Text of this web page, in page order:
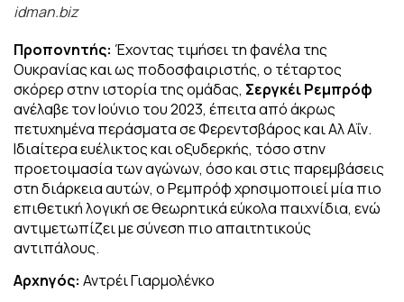
idman.biz
Προπονητής: Έχοντας τιμήσει τη φανέλα της
Ουκρανίας και ως ποδοσφαιριστής, ο τέταρτος
σκόρερ στην ιστορία της ομάδας, Σεργκέι Ρεμπρόφ
ανέλαβε τον Ιούνιο του 2023, έπειτα από άκρως
πετυχημένα περάσματα σε Φερεντσβάρος και Αλ Αΐν.
Ιδιαίτερα ευέλικτος και οξυδερκής, τόσο στην
προετοιμασία των αγώνων, όσο και στις παρεμβάσεις
στη διάρκεια αυτών, ο Ρεμπρόφ χρησιμοποιεί μία πιο
επιθετική λογική σε θεωρητικά εύκολα παιχνίδια, ενώ
αντιμετωπίζει με σύνεση πιο απαιτητικούς
αντιπάλους.
Αρχηγός: Αντρέι Γιαρμολένκο